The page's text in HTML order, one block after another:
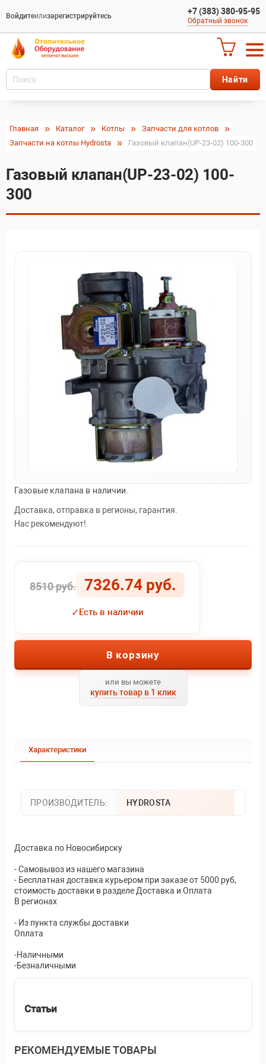
Войдитеилизарегистрируйтесь +7 (383) 380-95-95
Обратный звонок
Главная Каталог Котлы
Запчасти для котлов
Запчасти на котлы Hydrosta
Газовый клапан(UP-23-02) 100-300
Газовый клапан(UP-23-02) 100-
300
Газовые клапана в наличии.
Доставка, отправка в регионы, гарантия.
Нас рекомендуют!
8510 руб. 7326.74 руб.
✓Есть в наличии
В корзину
или вы можете
купить товар в 1 клик
Характеристики
ПРОИЗВОДИТЕЛЬ: HYDROSTA
Доставка по Новосибирску
- Самовывоз из нашего магазина
- Бесплатная доставка курьером при заказе от 5000 руб,
стоимость доставки в разделе Доставка и Оплата
В регионах
- Из пункта службы доставки
Оплата
-Наличными
-Безналичными
Статьи
РЕКОМЕНДУЕМЫЕ ТОВАРЫ